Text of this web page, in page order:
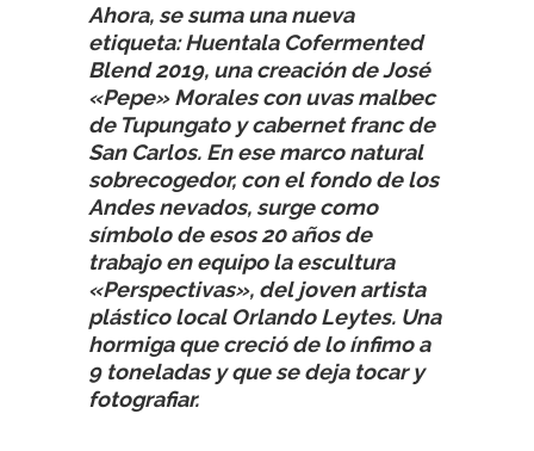
Ahora, se suma una nueva
etiqueta: Huentala Cofermented
Blend 2019, una creación de José
«Pepe» Morales con uvas malbec
de Tupungato y cabernet franc de
San Carlos. En ese marco natural
sobrecogedor, con el fondo de los
Andes nevados, surge como
símbolo de esos 20 años de
trabajo en equipo la escultura
«Perspectivas», del joven artista
plástico local Orlando Leytes. Una
hormiga que creció de lo ínfimo a
9 toneladas y que se deja tocar y
fotografiar.